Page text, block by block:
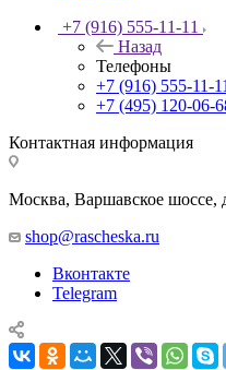
+7 (916) 555-11-11
Назад
Телефоны
+7 (916) 555-11-11
+7 (495) 120-06-
Контактная информация
Москва, Варшавское шоссе,
shop@rascheska.ru
Вконтакте
Telegram